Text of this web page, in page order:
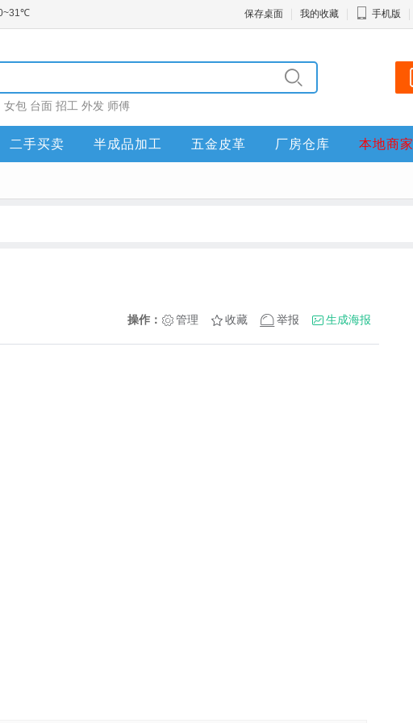
保存桌面 我的收藏 手机版
女包 台面 招工 外发 师傅
二手买卖 半成品加工 五金皮革 厂房仓库 本地商家
操作： 管理 收藏 举报 生成海报